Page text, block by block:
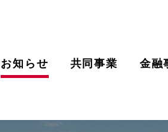
お知らせ 共同事業 金融